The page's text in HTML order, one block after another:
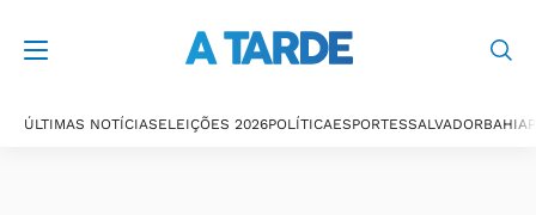
ÚLTIMAS NOTÍCIASELEIÇÕES 2026POLÍTICAESPORTESSALVADORBAHIA